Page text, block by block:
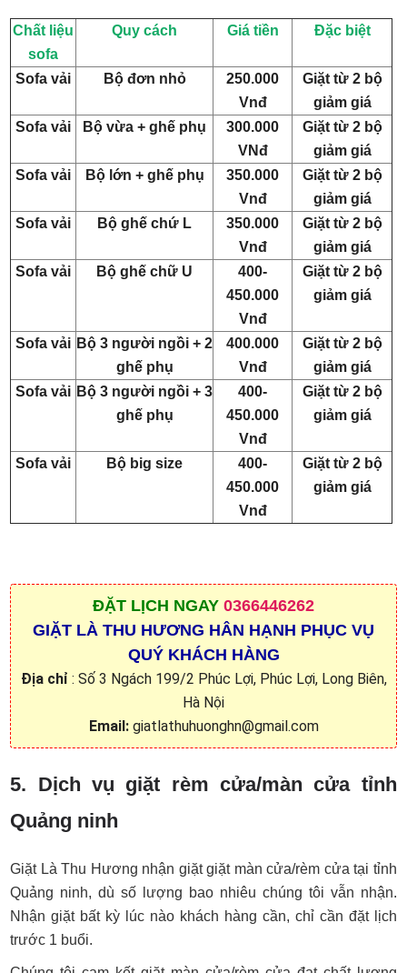
Chất liệu
sofa
Quy cách Giá tiền Đặc biệt
Sofa vải Bộ đơn nhỏ
250.000
Vnđ
Giặt từ 2 bộ
giảm giá
Sofa vải
Bộ vừa + ghế phụ
300.000
VNđ
Giặt từ 2 bộ
giảm giá
Sofa vải
Bộ lớn + ghế phụ
350.000
Vnđ
Giặt từ 2 bộ
giảm giá
Sofa vải
Bộ ghế chứ L
350.000
Vnđ
Giặt từ 2 bộ
giảm giá
Sofa vải
Bộ ghế chữ U
400-
450.000
Vnđ
Giặt từ 2 bộ
giảm giá
Sofa vải Bộ 3 người ngồi + 2
ghế phụ
400.000
Vnđ
Giặt từ 2 bộ
giảm giá
Sofa vải Bộ 3 người ngồi + 3
ghế phụ
400-
450.000
Vnđ
Giặt từ 2 bộ
giảm giá
Sofa vải Bộ big size
400-
450.000
Vnđ
Giặt từ 2 bộ
giảm giá
ĐẶT LỊCH NGAY 0366446262
GIẶT LÀ THU HƯƠNG HÂN HẠNH PHỤC VỤ
QUÝ KHÁCH HÀNG
Địa chỉ : Số 3 Ngách 199/2 Phúc Lợi, Phúc Lợi, Long Biên,
Hà Nội
Email:giatlathuhuonghn@gmail.com
5. Dịch vụ giặt rèm cửa/màn cửa tỉnh
Quảng ninh
Giặt Là Thu Hương nhận giặt giặt màn cửa/rèm cửa tại tỉnh
Quảng ninh, dù số lượng bao nhiêu chúng tôi vẫn nhận.
Nhận giặt bất kỳ lúc nào khách hàng cần, chỉ cần đặt lịch
trước 1 buổi.